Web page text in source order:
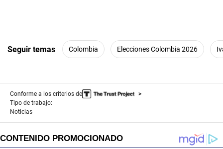
Seguir temas Colombia Elecciones Colombia 2026
Conforme a los criterios de
Tipo de trabajo:
Noticias